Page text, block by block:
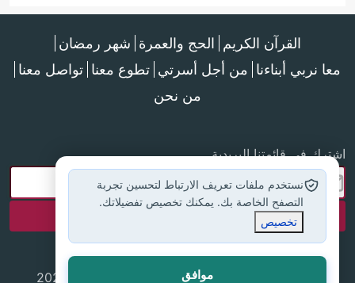
القرآن الكريم الحج والعمرة شهر رمضان
معا نربي أبناءنا من أجل أسرتي تطوع معنا تواصل معنا
من نحن
اشترك في قائمتنا البريدية
جميع الحقوق محفوظة لموقع إسلام أون لاين © 2025
نستخدم ملفات تعريف الارتباط لتحسين تجربة
التصفح الخاصة بك. يمكنك تخصيص تفضيلاتك.
تخصيص
موافق